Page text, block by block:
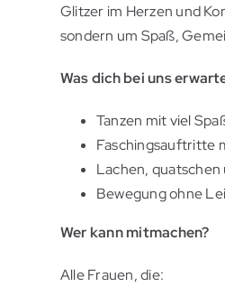
Glitzer im Herzen und
sondern um Spaß,
Was dich bei uns
Tanzen mit viel
Faschingsauftritte
Lachen,
Bewegung ohne
Wer kann mitmachen?
Alle Frauen, die: